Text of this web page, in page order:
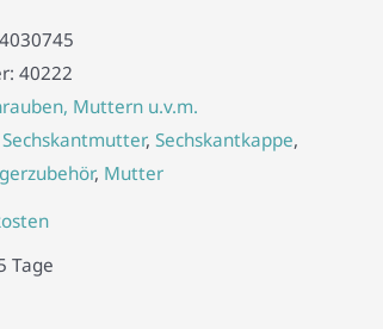
40222
Muttern u.v.m.
Sechskantmutter, Sechskantkappe,
, Mutter
Tage